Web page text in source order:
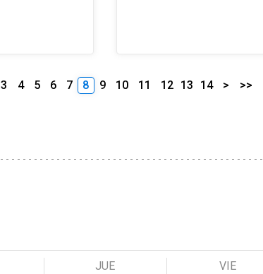
3 4 5 6 7 8 9 10 11 12 13 14 > >>
JUE VIE